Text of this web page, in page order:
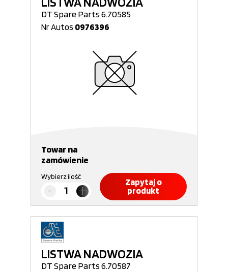
DT Spare Parts 6.70585
Nr Autos 0976396
Towar na
zamówienie
Wybierz ilość
Zapytaj o
produkt
LISTWA NADWOZIA
DT Spare Parts 6.70587